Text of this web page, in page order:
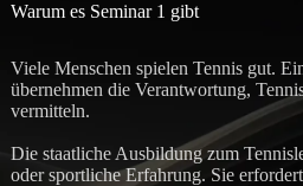
Warum es Seminar 1 gibt
Viele Menschen spielen Tennis gut.
übernehmen die Verantwortung,
vermitteln.
Die staatliche Ausbildung zum
oder sportliche Erfahrung. Sie